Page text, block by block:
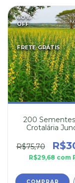
60%
OFF
FRETE GRÁTIS
200
Crotalária
da
R$75,70
R$29,68 com